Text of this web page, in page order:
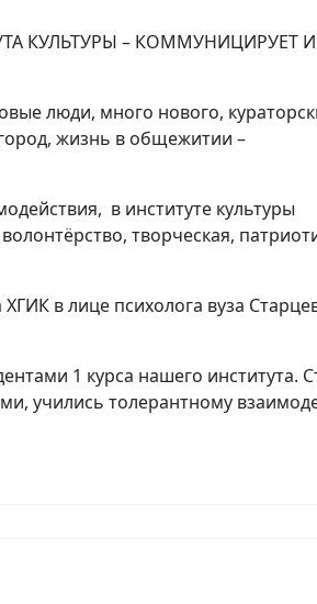
КУЛЬТУРЫ – КОММУНИЦИРУЕТ И
люди, много нового,
жизнь в общежитии –
в институте культуры
творческая,
в лице психолога вуза
1 курса нашего института.
учились толерантному